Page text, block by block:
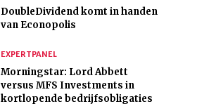
DoubleDividend komt in handen
van Econopolis
EXPERTPANEL
Morningstar: Lord Abbett
versus MFS Investments in
kortlopende bedrijfsobligaties